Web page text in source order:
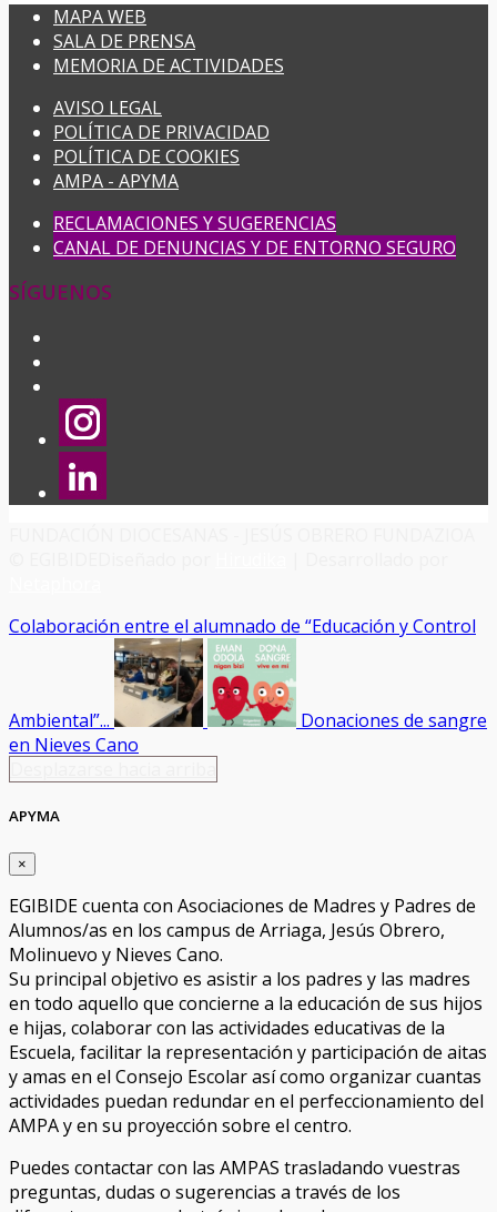
MAPA WEB
SALA DE PRENSA
MEMORIA DE ACTIVIDADES
AVISO LEGAL
POLÍTICA DE PRIVACIDAD
POLÍTICA DE COOKIES
AMPA - APYMA
RECLAMACIONES Y SUGERENCIAS
CANAL DE DENUNCIAS Y DE ENTORNO SEGURO
SÍGUENOS
Colaboración entre el alumnado de “Educación y Control
Ambiental”...
Donaciones de sangre
en Nieves Cano
APYMA
×
EGIBIDE cuenta con Asociaciones de Madres y Padres de
Alumnos/as en los campus de Arriaga, Jesús Obrero,
Molinuevo y Nieves Cano.
Su principal objetivo es asistir a los padres y las madres
en todo aquello que concierne a la educación de sus hijos
e hijas, colaborar con las actividades educativas de la
Escuela, facilitar la representación y participación de aitas
y amas en el Consejo Escolar así como organizar cuantas
actividades puedan redundar en el perfeccionamiento del
AMPA y en su proyección sobre el centro.
Puedes contactar con las AMPAS trasladando vuestras
preguntas, dudas o sugerencias a través de los